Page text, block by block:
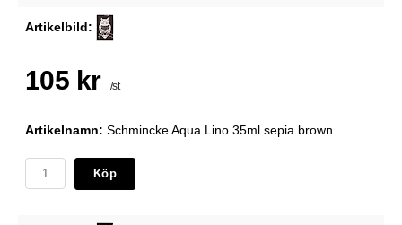
Artikelbild:
105 kr /st
Artikelnamn: Schmincke Aqua Lino 35ml sepia brown
Köp